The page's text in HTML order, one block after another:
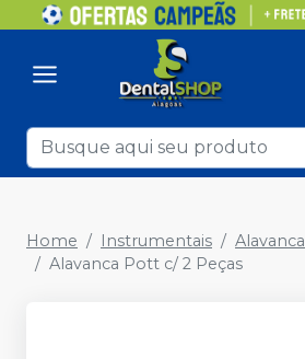
Home Instrumentais
Alavanca
Alavanca Pott c/ 2 Peças